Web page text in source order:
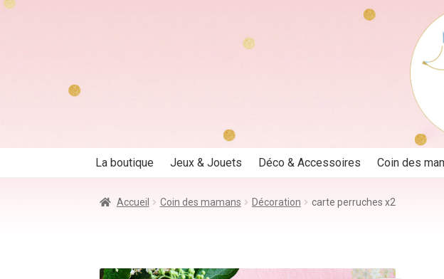
La boutique Jeux & Jouets Déco & Accessoires Coin des
Accueil Coin des mamans Décoration carte perruches x2